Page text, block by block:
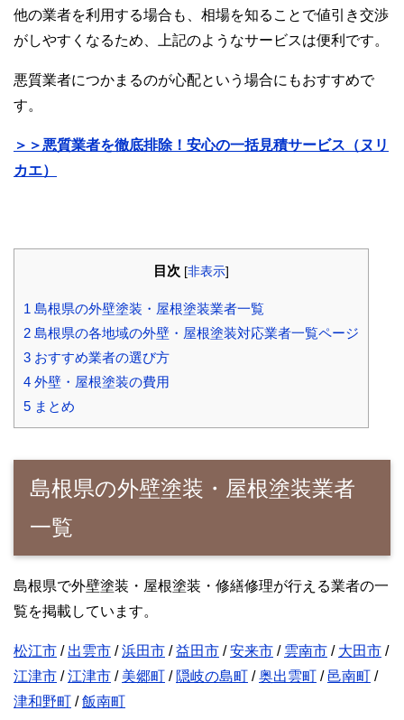
他の業者を利用する場合も、相場を知ることで値引き交渉
がしやすくなるため、上記のようなサービスは便利です。
悪質業者につかまるのが心配という場合にもおすすめで
す。
＞＞悪質業者を徹底排除！安心の一括見積サービス（ヌリ
カエ）
目次 [非表示]
1 島根県の外壁塗装・屋根塗装業者一覧
2 島根県の各地域の外壁・屋根塗装対応業者一覧ページ
3 おすすめ業者の選び方
4 外壁・屋根塗装の費用
5 まとめ
島根県の外壁塗装・屋根塗装業者
一覧
島根県で外壁塗装・屋根塗装・修繕修理が行える業者の一
覧を掲載しています。
松江市 / 出雲市 /浜田市 /益田市 /安来市 / 雲南市 / 大田市 /
江津市 /江津市 / 美郷町 / 隠岐の島町 /奥出雲町 / 邑南町 /
津和野町 /飯南町